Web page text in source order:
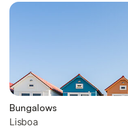
Bungalows
Lisboa